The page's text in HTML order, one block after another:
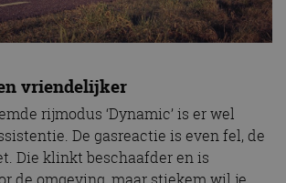
vriendelijker
rijmodus ‘Dynamic’ is er wel
De gasreactie is even fel, de
Die klinkt beschaafder en is